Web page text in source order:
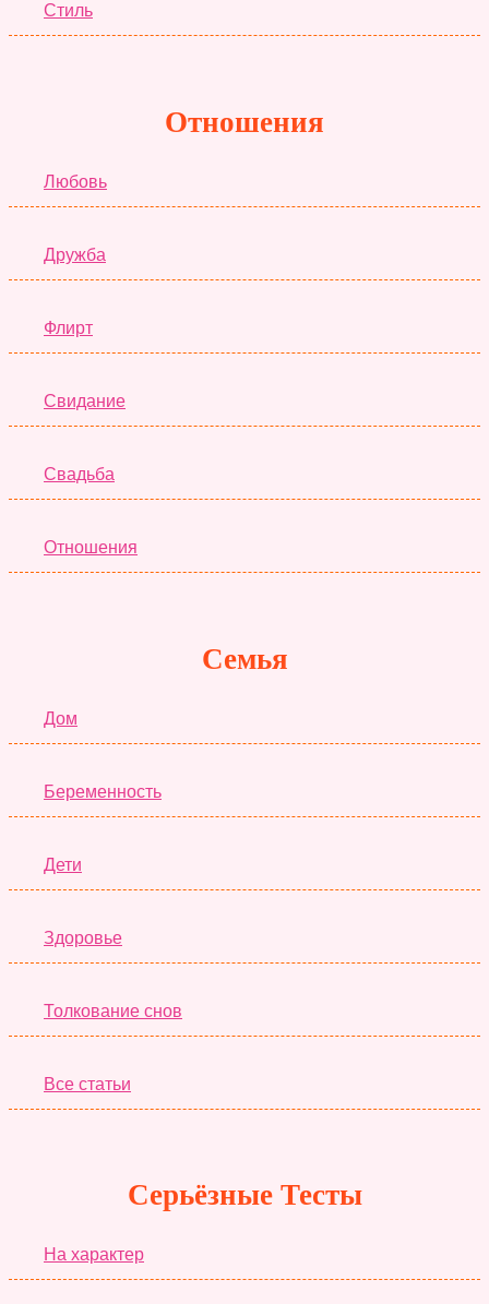
Стиль
Отношения
Любовь
Дружба
Флирт
Свидание
Свадьба
Отношения
Семья
Дом
Беременность
Дети
Здоровье
Толкование снов
Все статьи
Серьёзные Тесты
На характер